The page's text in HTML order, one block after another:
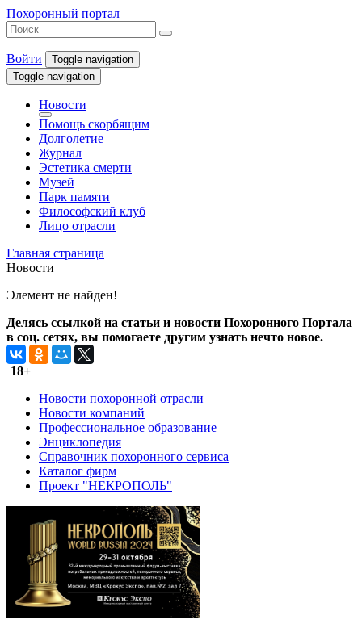
Похоронный портал
Войти
Toggle navigation
Toggle navigation
Новости
Помощь скорбящим
Долголетие
Журнал
Эстетика смерти
Музей
Парк памяти
Философский клуб
Лицо отрасли
Главная страница
Новости
Элемент не найден!
Делясь ссылкой на статьи и новости Похоронного Портала
в соц. сетях, вы помогаете другим узнать нечто новое.
18+
Новости похоронной отрасли
Новости компаний
Профессиональное образование
Энциклопедия
Справочник похоронного сервиса
Каталог фирм
Проект "НЕКРОПОЛЬ"